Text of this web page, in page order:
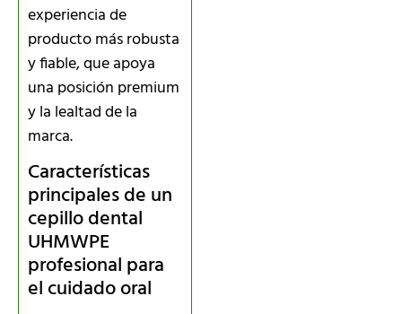
experiencia de
producto más robusta
y fiable, que apoya
una posición premium
y la lealtad de la
marca.
Características
principales de un
cepillo dental
UHMWPE
profesional para
el cuidado oral